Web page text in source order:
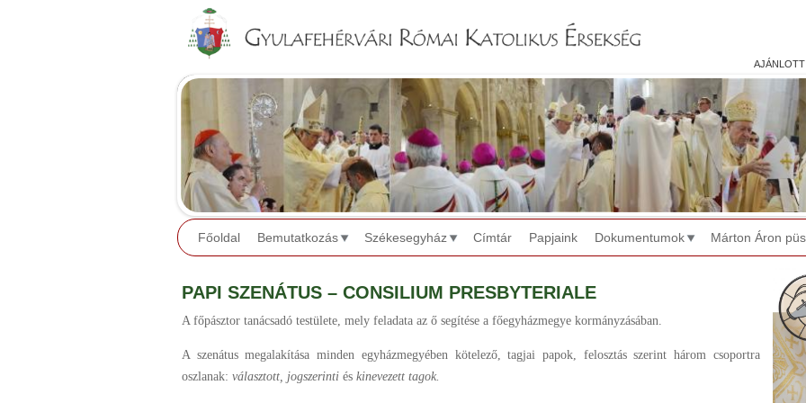
ajánlott
Főoldal Bemutatkozás Székesegyház Címtár Papjaink Dokumentumok Márton Áron
PAPI SZENÁTUS – CONSILIUM PRESBYTERIALE
A főpásztor tanácsadó testülete, mely feladata az ő segítése a főegyházmegye kormányzásában.
A szenátus megalakítása minden egyházmegyében kötelező, tagjai papok, felosztás szerint három csoportra
oszlanak: választott, jogszerinti és kinevezett tagok.